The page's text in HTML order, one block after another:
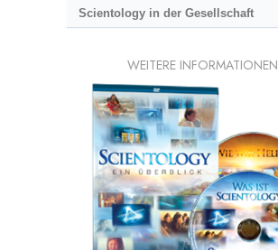
Scientology in der Gesellschaft
WEITERE INFORMATIONEN